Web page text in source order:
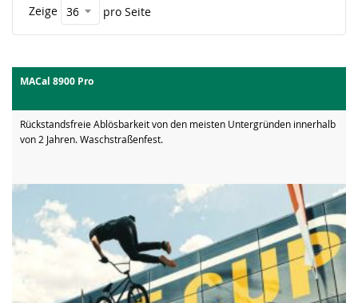
Zeige pro Seite
MACal 8900 Pro
Rückstandsfreie Ablösbarkeit von den meisten Untergründen innerhalb
von 2 Jahren. Waschstraßenfest.